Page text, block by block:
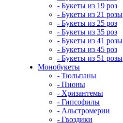
- Букеты из 19 роз
- Букеты из 21 розы
- Букеты из 25 роз
- Букеты из 35 роз
- Букеты из 41 розы
- Букеты из 45 роз
- Букеты из 51 розы
Монобукеты
- Тюльпаны
- Пионы
- Хризантемы
- Гипсофилы
- Альстромерии
- Гвоздики